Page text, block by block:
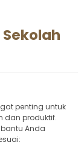
penting untuk
dan produktif.
Anda